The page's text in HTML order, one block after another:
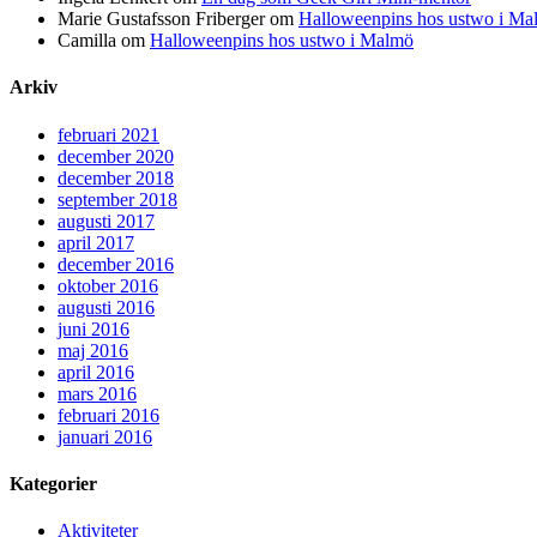
Marie Gustafsson Fribergerom Halloweenpins hos ustwo i
Camilla om Halloweenpins hos ustwo i Malmö
Arkiv
februari 2021
december 2020
december 2018
september 2018
augusti 2017
april 2017
december 2016
oktober 2016
augusti 2016
juni 2016
maj 2016
april 2016
mars 2016
februari 2016
januari 2016
Kategorier
Aktiviteter